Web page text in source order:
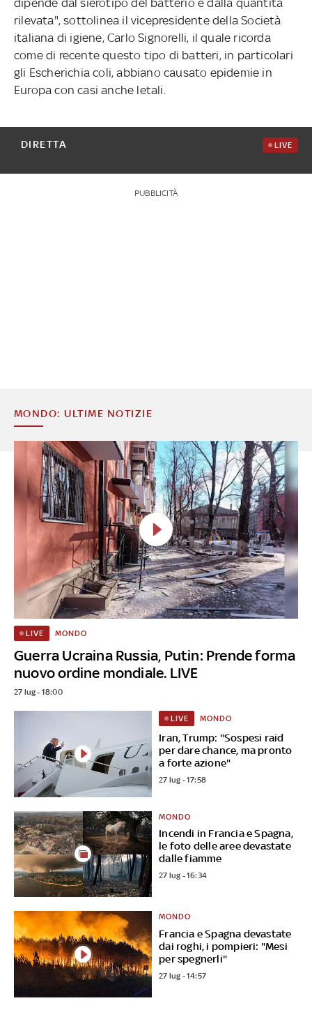
rilevata", sottolinea il vicepresidente della Società
italiana di igiene, Carlo Signorelli, il quale ricorda
come di recente questo tipo di batteri, in particolari
gli Escherichia coli, abbiano causato epidemie in
Europa con casi anche letali.
DIRETTA LIVE
PUBBLICITÀ
MONDO: ULTIME NOTIZIE
Guerra Ucraina Russia, Putin: Prende forma
nuovo ordine mondiale. LIVE
LIVE MONDO
27 lug - 18:00
Iran, Trump: "Sospesi raid
per dare chance, ma pronto
a forte azione"
LIVE MONDO
27 lug - 17:58
Incendi in Francia e Spagna,
le foto delle aree devastate
dalle fiamme
MONDO
27 lug - 16:34
Francia e Spagna devastate
dai roghi, i pompieri: "Mesi
per spegnerli"
MONDO
27 lug - 14:57